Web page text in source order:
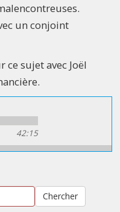
un conjoint
ce sujet avec Joël
42:15
Chercher